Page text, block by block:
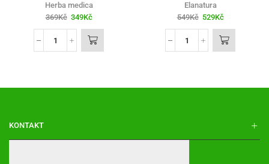
Herba medica
369Kč 349Kč
Elanatura
549Kč 529Kč
KONTAKT